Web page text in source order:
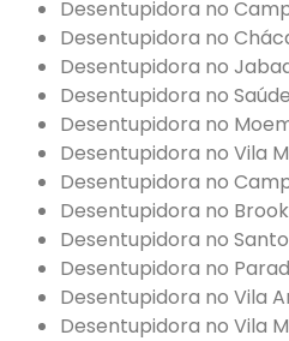
Desentupidora no
Desentupidora no
Desentupidora no
Desentupidora no
Desentupidora no
Desentupidora no Vila
Desentupidora no
Desentupidora no
Desentupidora no
Desentupidora no
Desentupidora no Vila
Desentupidora no Vila